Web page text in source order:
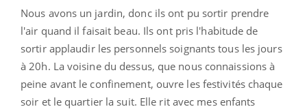
Nous avons un jardin, donc ils ont pu sortir prendre
l'air quand il faisait beau. Ils ont pris l'habitude de
sortir applaudir les personnels soignants tous les jours
à 20h. La voisine du dessus, que nous connaissions à
peine avant le confinement, ouvre les festivités chaque
soir et le quartier la suit. Elle rit avec mes enfants